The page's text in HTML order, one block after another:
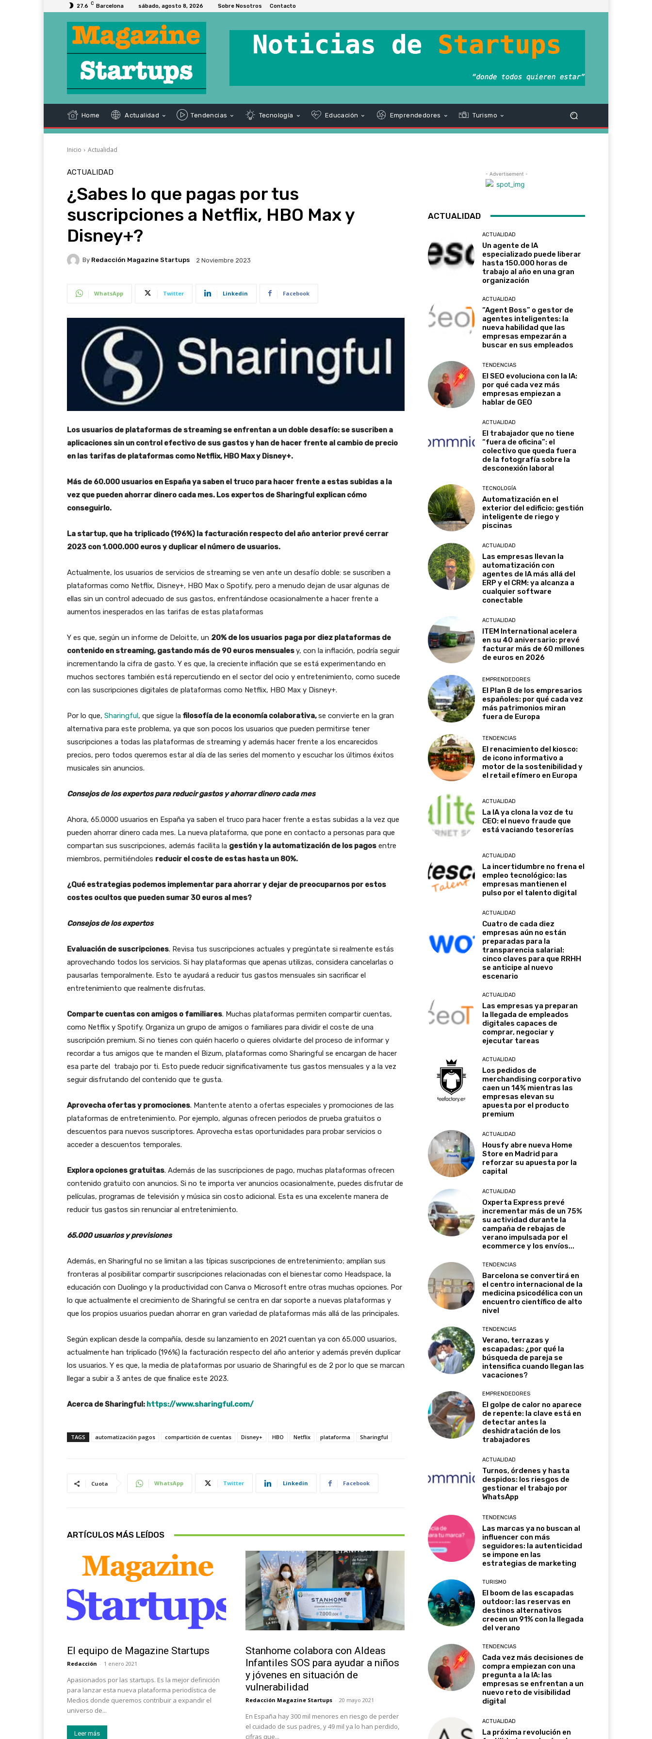
27.6 C Barcelona sábado, agosto 8, 2026 Sobre Nosotros Contacto
Home Actualidad Tendencias Tecnología Educación Emprendedores Turismo
Inicio Actualidad
ACTUALIDAD
¿Sabes lo que pagas por tus
suscripciones a Netflix, HBO Max y
Disney+?
By Redacción Magazine Startups 2 Noviembre 2023
WhatsApp Twitter Linkedin Facebook
Los usuarios de plataformas de streaming se enfrentan a un doble desafío: se suscriben a
aplicaciones sin un control efectivo de sus gastos y han de hacer frente al cambio de precio
en las tarifas de plataformas como Netflix, HBO Max y Disney+.
Más de 60.000 usuarios en España ya saben el truco para hacer frente a estas subidas a la
vez que pueden ahorrar dinero cada mes. Los expertos de Sharingful explican cómo
conseguirlo.
La startup, que ha triplicado (196%) la facturación respecto del año anterior prevé cerrar
2023 con 1.000.000 euros y duplicar el número de usuarios.
Actualmente, los usuarios de servicios de streaming se ven ante un desafío doble: se suscriben a
plataformas como Netflix, Disney+, HBO Max o Spotify, pero a menudo dejan de usar algunas de
ellas sin un control adecuado de sus gastos, enfrentándose ocasionalmente a hacer frente a
aumentos inesperados en las tarifas de estas plataformas
Y es que, según un informe de Deloitte, un 20% de los usuarios paga por diez plataformas de
contenido en streaming, gastando más de 90 euros mensualesy, con la inflación, podría seguir
incrementando la cifra de gasto. Y es que, la creciente inflación que se está experimentando en
muchos sectores también está repercutiendo en el sector del ocio y entretenimiento, como sucede
con las suscripciones digitales de plataformas como Netflix, HBO Max y Disney+.
Por lo que, Sharingful, que sigue la filosofía de la economía colaborativa,se convierte en la gran
alternativa para este problema, ya que son pocos los usuarios que pueden permitirse tener
suscripciones a todas las plataformas de streaming y además hacer frente a los encarecidos
precios, pero todos queremos estar al día de las series del momento y escuchar los últimos éxitos
musicales sin anuncios.
Consejos de los expertos para reducir gastos y ahorrar dinero cada mes
Ahora, 65.0000 usuarios en España ya saben el truco para hacer frente a estas subidas a la vez que
pueden ahorrar dinero cada mes. La nueva plataforma, que pone en contacto a personas para que
compartan sus suscripciones, además facilita la gestión y la automatización de los pagos entre
miembros, permitiéndoles reducir el coste de estas hasta un 80%.
¿Qué estrategias podemos implementar para ahorrar y dejar de preocuparnos por estos
costes ocultos que pueden sumar 30 euros al mes?
Consejos de los expertos
Evaluación de suscripciones. Revisa tus suscripciones actuales y pregúntate si realmente estás
aprovechando todos los servicios. Si hay plataformas que apenas utilizas, considera cancelarlas o
pausarlas temporalmente. Esto te ayudará a reducir tus gastos mensuales sin sacrificar el
entretenimiento que realmente disfrutas.
Comparte cuentas con amigos o familiares. Muchas plataformas permiten compartir cuentas,
como Netflix y Spotify. Organiza un grupo de amigos o familiares para dividir el coste de una
suscripción premium. Si no tienes con quién hacerlo o quieres olvidarte del proceso de informar y
recordar a tus amigos que te manden el Bizum, plataformas como Sharingful se encargan de hacer
esa parte del trabajo por ti. Esto puede reducir significativamente tus gastos mensuales y a la vez
seguir disfrutando del contenido que te gusta.
Aprovecha ofertas y promociones. Mantente atento a ofertas especiales y promociones de las
plataformas de entretenimiento. Por ejemplo, algunas ofrecen periodos de prueba gratuitos o
descuentos para nuevos suscriptores. Aprovecha estas oportunidades para probar servicios o
acceder a descuentos temporales.
Explora opciones gratuitas. Además de las suscripciones de pago, muchas plataformas ofrecen
contenido gratuito con anuncios. Si no te importa ver anuncios ocasionalmente, puedes disfrutar de
películas, programas de televisión y música sin costo adicional. Esta es una excelente manera de
reducir tus gastos sin renunciar al entretenimiento.
65.000 usuarios y previsiones
Además, en Sharingful no se limitan a las típicas suscripciones de entretenimiento; amplían sus
fronteras al posibilitar compartir suscripciones relacionadas con el bienestar como Headspace, la
educación con Duolingo y la productividad con Canva o Microsoft entre otras muchas opciones. Por
lo que actualmente el crecimiento de Sharingful se centra en dar soporte a nuevas plataformas y
que los propios usuarios puedan ahorrar en gran variedad de plataformas más allá de las principales.
Según explican desde la compañía, desde su lanzamiento en 2021 cuentan ya con 65.000 usuarios,
actualmente han triplicado (196%) la facturación respecto del año anterior y además prevén duplicar
los usuarios. Y es que, la media de plataformas por usuario de Sharingful es de 2 por lo que se marcan
llegar a subir a 3 antes de que finalice este 2023.
Acerca de Sharingful: https://www.sharingful.com/
TAGS automatización pagos compartición de cuentas Disney+ HBO Netflix plataforma Sharingful
Cuota WhatsApp Twitter Linkedin Facebook
ARTÍCULOS MÁS LEÍDOS
El equipo de Magazine Startups
Redacción - 1 enero 2021
Apasionados por las startups. Es la mejor definición
para lanzar esta nueva plataforma periodística de
Medios donde queremos contribuir a expandir el
universo de...
Leer más
Stanhome colabora con Aldeas
Infantiles SOS para ayudar a niños
y jóvenes en situación de
vulnerabilidad
Redacción Magazine Startups - 20 mayo 2021
En España hay 300 mil menores en riesgo de perder
el cuidado de sus padres, y 49 mil ya lo han perdido,
cifras que...
- Advertisement -
ACTUALIDAD
ACTUALIDAD
Un agente de IA
especializado puede liberar
hasta 150.000 horas de
trabajo al año en una gran
organización
ACTUALIDAD
“Agent Boss” o gestor de
agentes inteligentes: la
nueva habilidad que las
empresas empezarán a
buscar en sus empleados
TENDENCIAS
El SEO evoluciona con la IA:
por qué cada vez más
empresas empiezan a
hablar de GEO
ACTUALIDAD
El trabajador que no tiene
“fuera de oficina”: el
colectivo que queda fuera
de la fotografía sobre la
desconexión laboral
TECNOLOGÍA
Automatización en el
exterior del edificio: gestión
inteligente de riego y
piscinas
ACTUALIDAD
Las empresas llevan la
automatización con
agentes de IA más allá del
ERP y el CRM: ya alcanza a
cualquier software
conectable
ACTUALIDAD
ITEM International acelera
en su 40 aniversario: prevé
facturar más de 60 millones
de euros en 2026
EMPRENDEDORES
El Plan B de los empresarios
españoles: por qué cada vez
más patrimonios miran
fuera de Europa
TENDENCIAS
El renacimiento del kiosco:
de icono informativo a
motor de la sostenibilidad y
el retail efímero en Europa
ACTUALIDAD
La IA ya clona la voz de tu
CEO: el nuevo fraude que
está vaciando tesorerías
ACTUALIDAD
La incertidumbre no frena el
empleo tecnológico: las
empresas mantienen el
pulso por el talento digital
ACTUALIDAD
Cuatro de cada diez
empresas aún no están
preparadas para la
transparencia salarial:
cinco claves para que RRHH
se anticipe al nuevo
escenario
ACTUALIDAD
Las empresas ya preparan
la llegada de empleados
digitales capaces de
comprar, negociar y
ejecutar tareas
ACTUALIDAD
Los pedidos de
merchandising corporativo
caen un 14% mientras las
empresas elevan su
apuesta por el producto
premium
ACTUALIDAD
Housfy abre nueva Home
Store en Madrid para
reforzar su apuesta por la
capital
ACTUALIDAD
Oxperta Express prevé
incrementar más de un 75%
su actividad durante la
campaña de rebajas de
verano impulsada por el
ecommerce y los envíos...
TENDENCIAS
Barcelona se convertirá en
el centro internacional de la
medicina psicodélica con un
encuentro científico de alto
nivel
TENDENCIAS
Verano, terrazas y
escapadas: ¿por qué la
búsqueda de pareja se
intensifica cuando llegan las
vacaciones?
EMPRENDEDORES
El golpe de calor no aparece
de repente: la clave está en
detectar antes la
deshidratación de los
trabajadores
ACTUALIDAD
Turnos, órdenes y hasta
despidos: los riesgos de
gestionar el trabajo por
WhatsApp
TENDENCIAS
Las marcas ya no buscan al
influencer con más
seguidores: la autenticidad
se impone en las
estrategias de marketing
TURISMO
El boom de las escapadas
outdoor: las reservas en
destinos alternativos
crecen un 91% con la llegada
del verano
TENDENCIAS
Cada vez más decisiones de
compra empiezan con una
pregunta a la IA: las
empresas se enfrentan a un
nuevo reto de visibilidad
digital
ACTUALIDAD
La próxima revolución en